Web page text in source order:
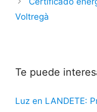
Voltregà
Te puede
Luz en LANDETE: